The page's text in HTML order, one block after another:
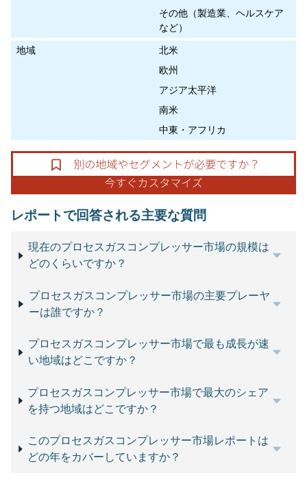
その他（製造業、ヘルスケア
など）
地域
北米
欧州
アジア太平洋
南米
中東・アフリカ
レポートで回答される主要な質問
現在のプロセスガスコンプレッサー市場の規模は
どのくらいですか？
プロセスガスコンプレッサー市場の主要プレーヤ
ーは誰ですか？
プロセスガスコンプレッサー市場で最も成長が速
い地域はどこですか？
プロセスガスコンプレッサー市場で最大のシェア
を持つ地域はどこですか？
このプロセスガスコンプレッサー市場レポートは
どの年をカバーしていますか？